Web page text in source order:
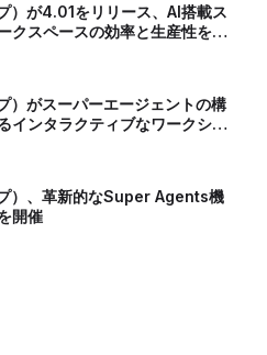
）が4.01をリリース、AI搭載ス
クスペースの効率と生産性を向
）がスーパーエージェントの構
インタラクティブなワークショ
）、革新的なSuper Agents機
開催